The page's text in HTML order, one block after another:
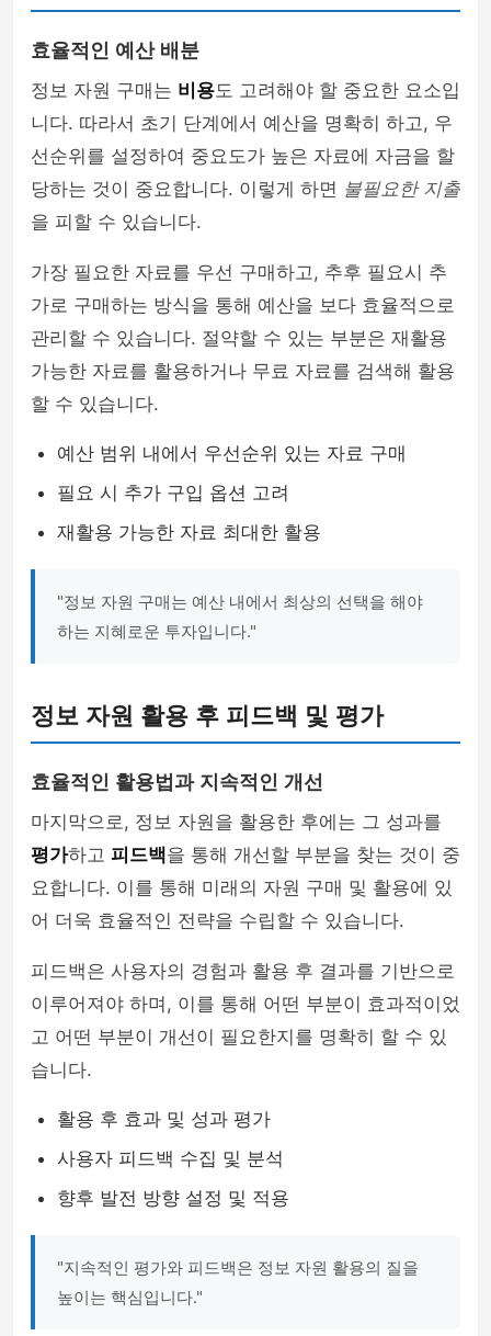
효율적인 예산 배분
정보 자원 구매는 비용도 고려해야 할 중요한 요소입
니다. 따라서 초기 단계에서 예산을 명확히 하고, 우
선순위를 설정하여 중요도가 높은 자료에 자금을 할
당하는 것이 중요합니다. 이렇게 하면 불필요한 지출
을 피할 수 있습니다.
가장 필요한 자료를 우선 구매하고, 추후 필요시 추
가로 구매하는 방식을 통해 예산을 보다 효율적으로
관리할 수 있습니다. 절약할 수 있는 부분은 재활용
가능한 자료를 활용하거나 무료 자료를 검색해 활용
할 수 있습니다.
예산 범위 내에서 우선순위 있는 자료 구매
필요 시 추가 구입 옵션 고려
재활용 가능한 자료 최대한 활용
"정보 자원 구매는 예산 내에서 최상의 선택을 해야
하는 지혜로운 투자입니다."
정보 자원 활용 후 피드백 및 평가
효율적인 활용법과 지속적인 개선
마지막으로, 정보 자원을 활용한 후에는 그 성과를
평가하고 피드백을 통해 개선할 부분을 찾는 것이 중
요합니다. 이를 통해 미래의 자원 구매 및 활용에 있
어 더욱 효율적인 전략을 수립할 수 있습니다.
피드백은 사용자의 경험과 활용 후 결과를 기반으로
이루어져야 하며, 이를 통해 어떤 부분이 효과적이었
고 어떤 부분이 개선이 필요한지를 명확히 할 수 있
습니다.
활용 후 효과 및 성과 평가
사용자 피드백 수집 및 분석
향후 발전 방향 설정 및 적용
"지속적인 평가와 피드백은 정보 자원 활용의 질을
높이는 핵심입니다."